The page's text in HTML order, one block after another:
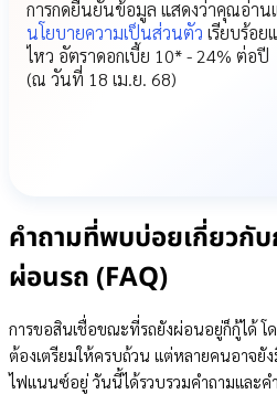
การกดยืนยันข้อมูล แสดงว่าคุณอ่าน
นโยบายความเป็นส่วนตัว เรียบร้อย
ไหว อัตราดอกเบี้ย 10* - 24% ต่อปี
(ณ วันที่ 18 เม.ย. 68)
คำถามที่พบบ่อยเกี่ยวกั
ผ่อนรถ (FAQ)
การขอสินเชื่อขณะที่รถยังผ่อนอยู่ก็กู้ได้
ต้องเตรียมให้ครบถ้วน แต่หลายคนอาจยั
ไฟแนนซ์อยู่ วันนี้ได้รวบรวมคำถามและ